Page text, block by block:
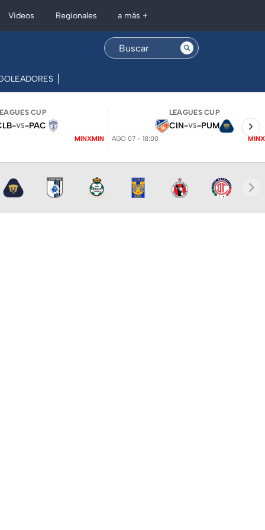
Videos Regionales a más +
CUP
-VS-PAC
MINXMIN
LEAGUES CUP
CIN-VS-PUM
AGO 07 - 18:00